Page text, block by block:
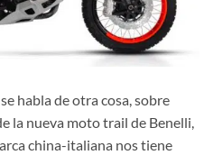
habla de otra cosa, sobre
la nueva moto trail de Benelli,
china-italiana nos tiene